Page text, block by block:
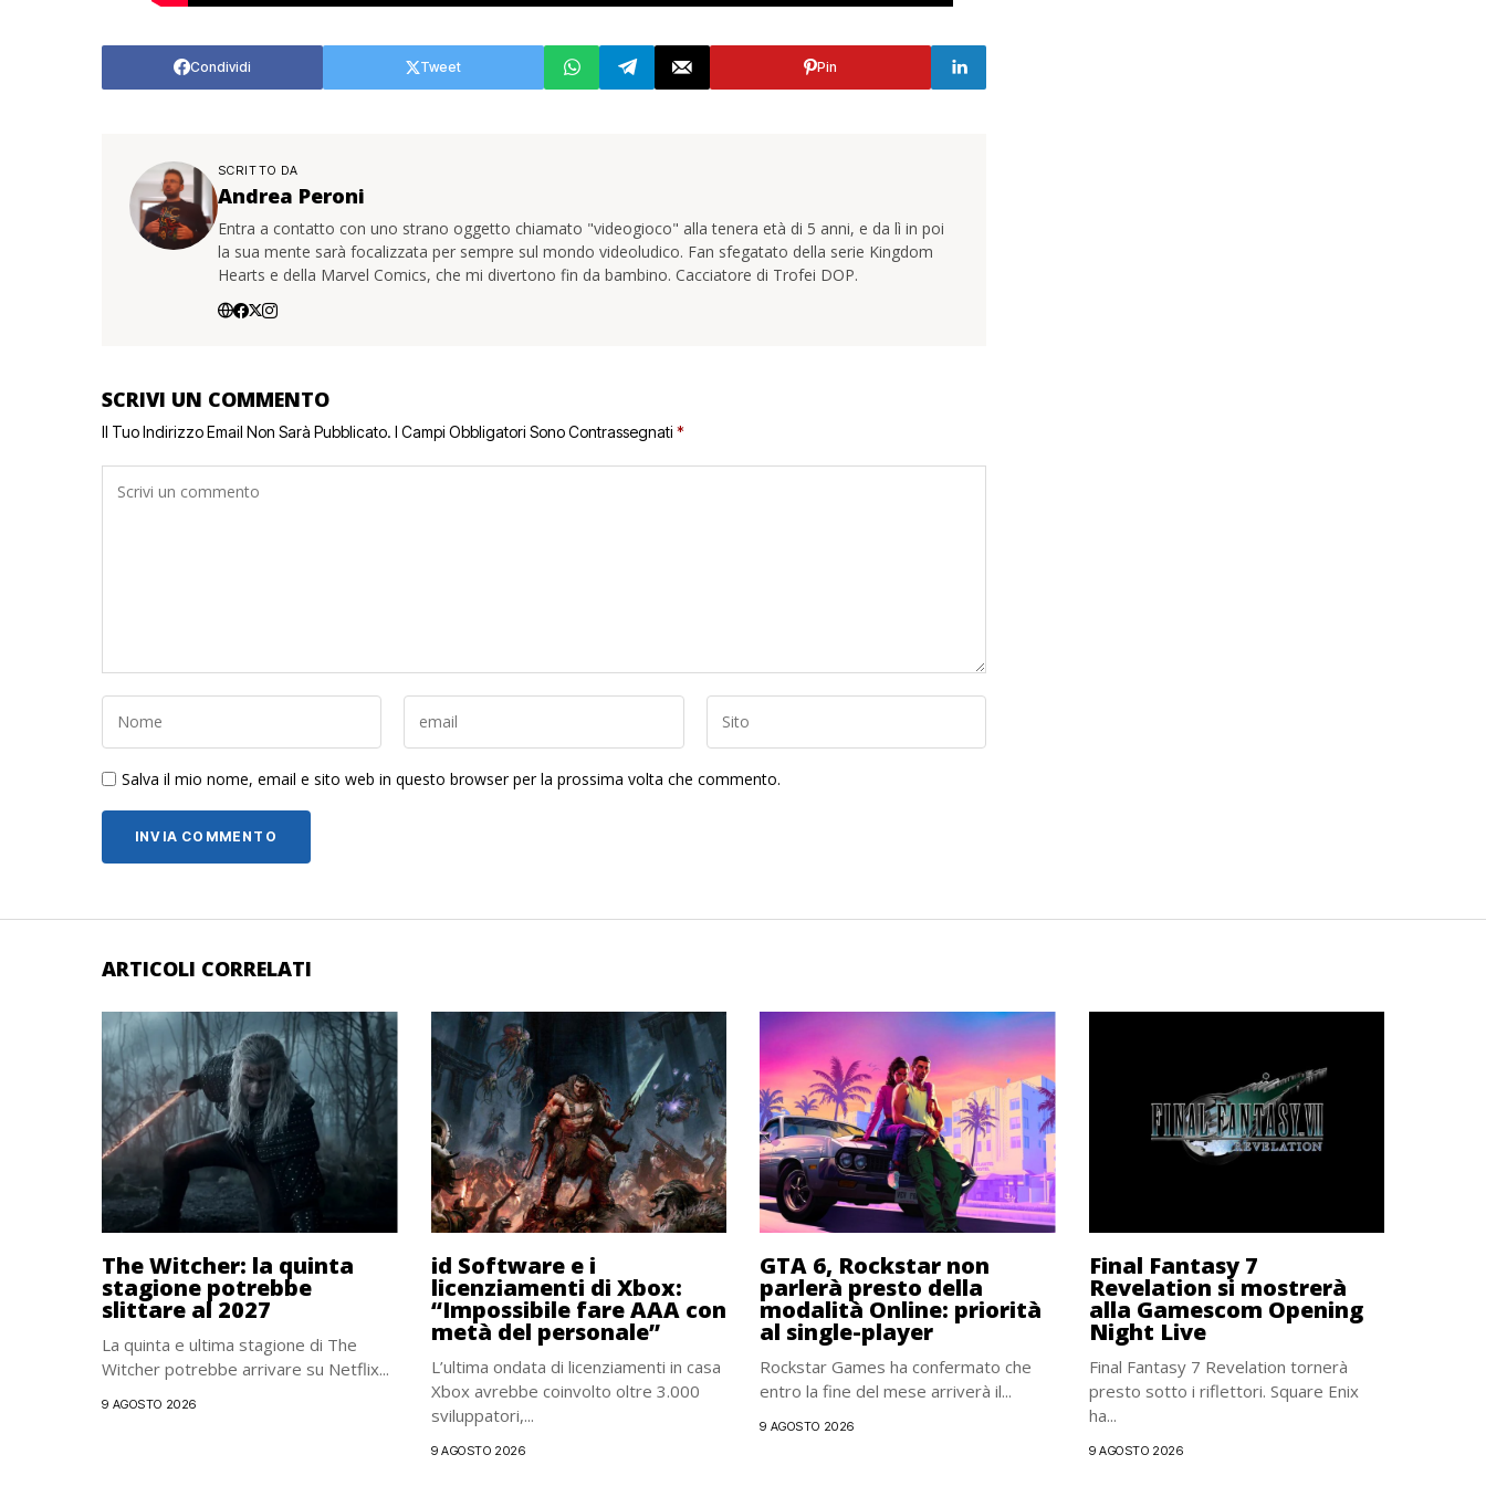
Condividi Tweet Pin
SCRITTO DA
Andrea Peroni
Entra a contatto con uno strano oggetto chiamato "videogioco" alla tenera età di 5 anni, e da lì in poi
la sua mente sarà focalizzata per sempre sul mondo videoludico. Fan sfegatato della serie Kingdom
Hearts e della Marvel Comics, che mi divertono fin da bambino. Cacciatore di Trofei DOP.
SCRIVI UN COMMENTO
Il Tuo Indirizzo Email Non Sarà Pubblicato. I Campi Obbligatori Sono Contrassegnati *
Salva il mio nome, email e sito web in questo browser per la prossima volta che commento.
ARTICOLI CORRELATI
The Witcher: la quinta
stagione potrebbe
slittare al 2027
La quinta e ultima stagione di The
Witcher potrebbe arrivare su Netflix...
9 AGOSTO 2026
id Software e i
licenziamenti di Xbox:
“Impossibile fare AAA con
metà del personale”
L’ultima ondata di licenziamenti in casa
Xbox avrebbe coinvolto oltre 3.000
sviluppatori,...
9 AGOSTO 2026
GTA 6, Rockstar non
parlerà presto della
modalità Online: priorità
al single-player
Rockstar Games ha confermato che
entro la fine del mese arriverà il...
9 AGOSTO 2026
Final Fantasy 7
Revelation si mostrerà
alla Gamescom Opening
Night Live
Final Fantasy 7 Revelation tornerà
presto sotto i riflettori. Square Enix
ha...
9 AGOSTO 2026